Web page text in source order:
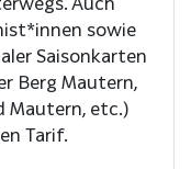
sowie
Saisonkarten
Berg Mautern,
Mautern, etc.)
Tarif.